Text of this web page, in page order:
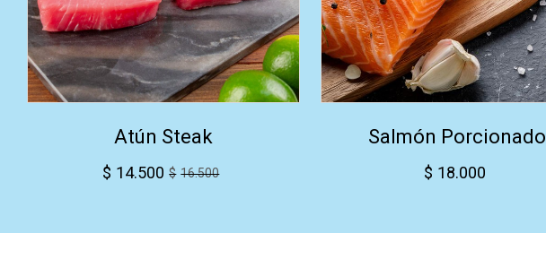
Atún Steak
$ 16.500
$ 14.500
Salmón Porcionado
$ 18.000